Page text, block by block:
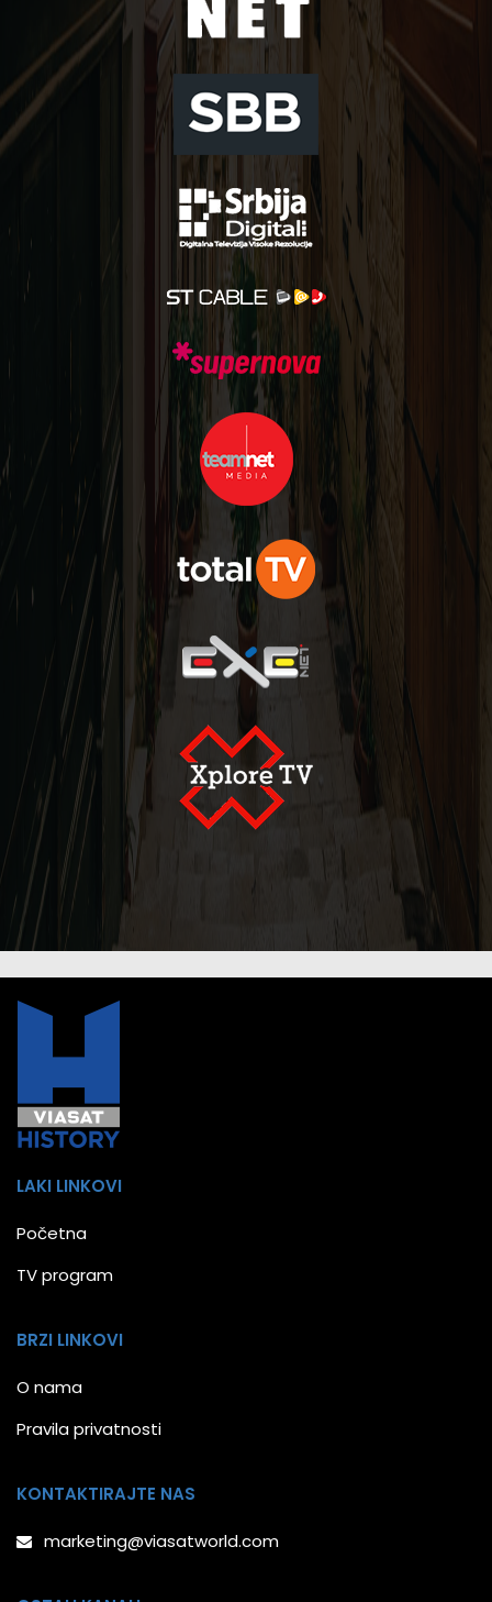
LAKI LINKOVI
Početna
TV program
BRZI LINKOVI
O nama
Pravila privatnosti
KONTAKTIRAJTE NAS
marketing@viasatworld.com